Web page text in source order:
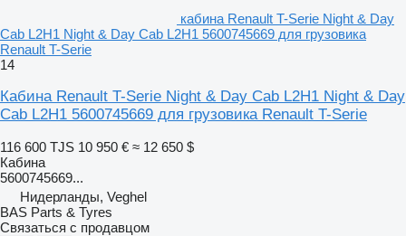
кабина Renault T-Serie Night & Day
Cab L2H1 Night & Day Cab L2H1 5600745669 для грузовика
Renault T-Serie
14
Кабина Renault T-Serie Night & Day Cab L2H1 Night & Day
Cab L2H1 5600745669 для грузовика Renault T-Serie
116 600 TJS 10 950 € ≈ 12 650 $
Кабина
5600745669...
Нидерланды, Veghel
BAS Parts & Tyres
Связаться с продавцом